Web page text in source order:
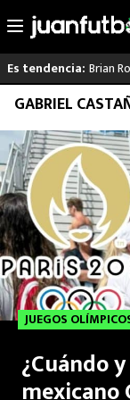
Saltar
contenido
Es tendencia: Brian
LO ÚLTIMO
LIGA MX
RAYADOS
PUMAS
ATLANTE
SELECCIÓN
FUTBOL
GABRIEL
JUEGOS
¿Cuándo
mexicano